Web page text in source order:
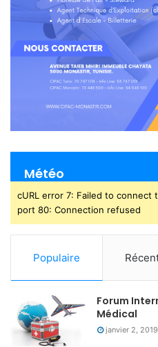
Météo
cURL error 7: Failed to connect
port 80: Connection refused
Populaire
Forum
Médical
janvier 2, 2019